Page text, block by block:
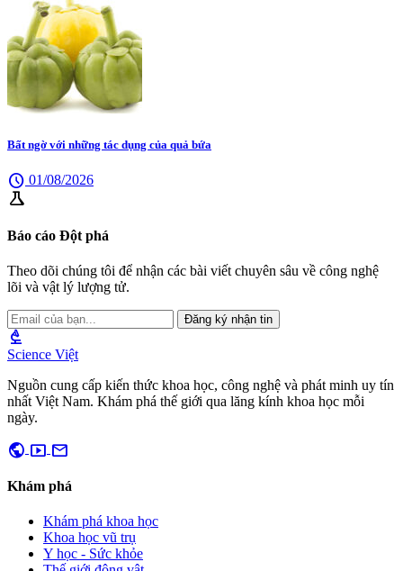
Bất ngờ với những tác dụng của quả bứa
schedule 01/08/2026
science
Báo cáo Đột phá
Theo dõi chúng tôi để nhận các bài viết chuyên sâu về công nghệ
lõi và vật lý lượng tử.
Đăng ký nhận tin
biotech
Science Việt
Nguồn cung cấp kiến thức khoa học, công nghệ và phát minh uy tín
nhất Việt Nam. Khám phá thế giới qua lăng kính khoa học mỗi
ngày.
public smart_display mail
Khám phá
Khám phá khoa học
Khoa học vũ trụ
Y học - Sức khỏe